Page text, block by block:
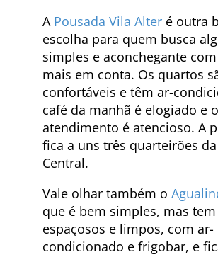
A Pousada Vila Alter é outra
escolha para quem busca
simples e aconchegante
mais em conta. Os quartos
confortáveis e têm ar-
café da manhã é elogiado e o
atendimento é atencioso. A
fica a uns três quarteirões da
Central.
Vale olhar também o
que é bem simples, mas
espaçosos e limpos, com ar-
condicionado e frigobar, e